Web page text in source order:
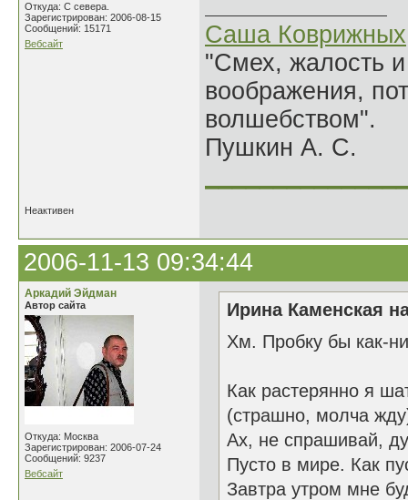
Откуда: С севера.
Зарегистрирован: 2006-08-15
Сообщений: 15171
Вебсайт
Саша Коврижных
"Смех, жалость
воображения,
волшебством".
Пушкин А. С.
Неактивен
2006-11-13 09:34:44
Аркадий Эйдман
Автор сайта
Откуда: Москва
Зарегистрирован: 2006-07-24
Сообщений: 9237
Вебсайт
Ирина Каменская
Хм. Пробку бы как-
Как растерянно я
(страшно, молча
Ах, не спрашивай,
Пусто в мире. Как
Завтра утром мне